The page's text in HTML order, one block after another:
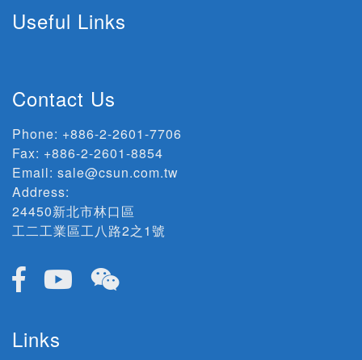
Useful Links
Contact Us
Phone: +886-2-2601-7706
Fax: +886-2-2601-8854
Email: sale@csun.com.tw
Address:
24450新北市林口區
工二工業區工八路2之1號
Links